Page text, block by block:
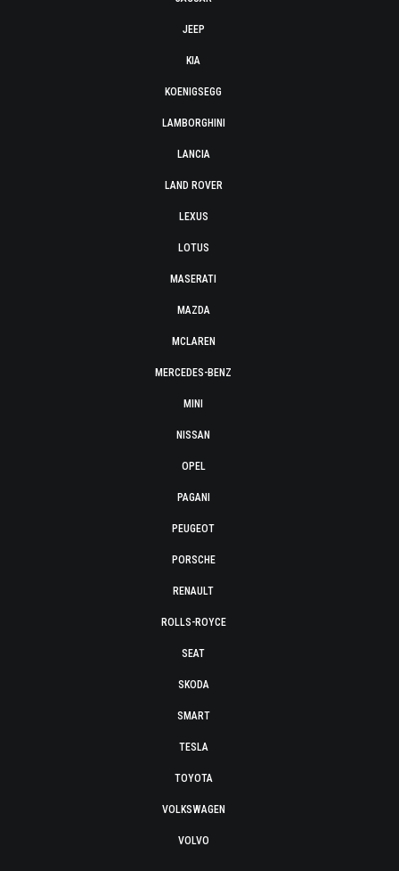
JEEP
KIA
KOENIGSEGG
LAMBORGHINI
LANCIA
LAND ROVER
LEXUS
LOTUS
MASERATI
MAZDA
MCLAREN
MERCEDES-BENZ
MINI
NISSAN
OPEL
PAGANI
PEUGEOT
PORSCHE
RENAULT
ROLLS-ROYCE
SEAT
SKODA
SMART
TESLA
TOYOTA
VOLKSWAGEN
VOLVO